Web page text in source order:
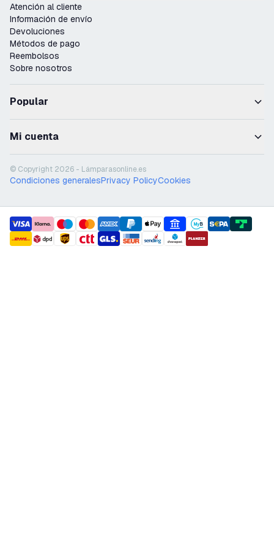
Atención al cliente
Información de envío
Devoluciones
Métodos de pago
Reembolsos
Sobre nosotros
Popular
Mi cuenta
© Copyright 2026 - Lámparasonline.es
Condiciones generalesPrivacy PolicyCookies
payment methods
shipment methods